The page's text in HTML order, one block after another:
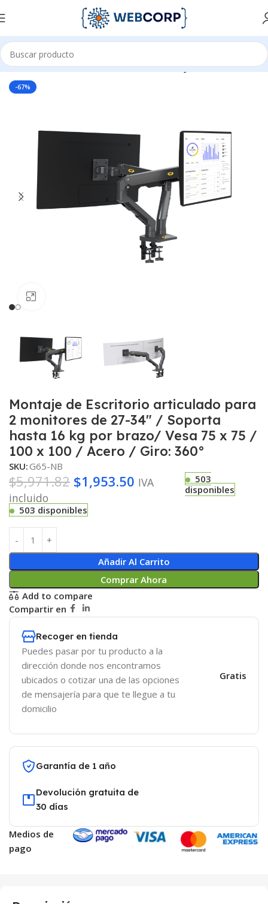
Inicio ACCESORIOS PARA OFICINA MONTAJE DE ESCRITORIO
-67%
Montaje de Escritorio articulado para
2 monitores de 27-34″ / Soporta
hasta 16 kg por brazo/ Vesa 75 x 75 /
100 x 100 / Acero / Giro: 360°
SKU: G65-NB
$5,971.82 $1,953.50 IVA
incluido
503
disponibles
503 disponibles
Añadir Al Carrito
Comprar Ahora
Add to compare
Compartir en
Recoger en tienda
Puedes pasar por tu producto a la
dirección donde nos encontramos
ubicados o cotizar una de las opciones
de mensajería para que te llegue a tu
domicilio
Gratis
Garantía de 1 año
Devolución gratuita de
30 días
Medios de
pago